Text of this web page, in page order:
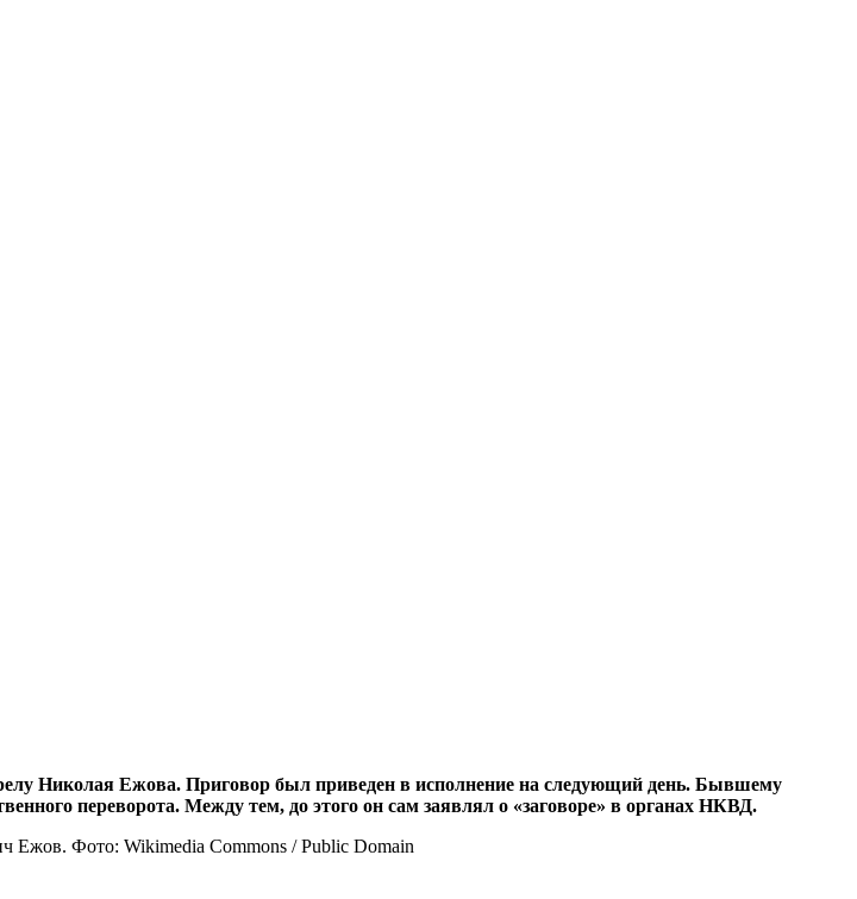
Николая Ежова. Приговор был приведен в исполнение на следующий день. Бывшему
переворота. Между тем, до этого он сам заявлял о «заговоре» в органах НКВД.